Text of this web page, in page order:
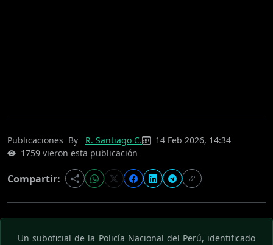
Publicaciones By R. Santiago C.
14 Feb 2026, 14:34
1759 vieron esta publicación
Compartir:
Un suboficial de la Policía Nacional del Perú, identificado